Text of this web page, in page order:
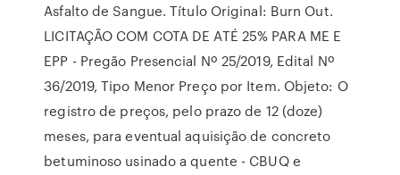
Asfalto de Sangue. Título Original: Burn Out.
LICITAÇÃO COM COTA DE ATÉ 25% PARA ME E
EPP - Pregão Presencial Nº 25/2019, Edital Nº
36/2019, Tipo Menor Preço por Item. Objeto: O
registro de preços, pelo prazo de 12 (doze)
meses, para eventual aquisição de concreto
betuminoso usinado a quente - CBUQ e